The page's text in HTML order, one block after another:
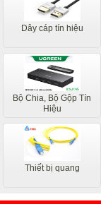
Dây cáp tín hiệu
Bộ Chia, Bộ Gộp Tín
Hiệu
Thiết bị quang